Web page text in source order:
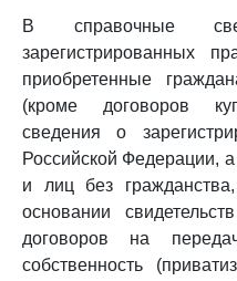
В справочные
зарегистрированных
приобретенные
(кроме договоров
сведения о
Российской Федерации,
и лиц без
основании
договоров на
собственность